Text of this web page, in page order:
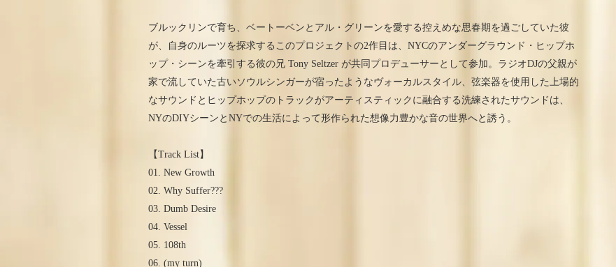
ブルックリンで育ち、ベートーベンとアル・グリーンを愛する控えめな思春期を過ごしていた彼
が、自身のルーツを探求するこのプロジェクトの2作目は、NYCのアンダーグラウンド・ヒップホ
ップ・シーンを牽引する彼の兄 Tony Seltzer が共同プロデューサーとして参加。ラジオDJの父親が
家で流していた古いソウルシンガーが宿ったようなヴォーカルスタイル、弦楽器を使用した上場的
なサウンドとヒップホップのトラックがアーティスティックに融合する洗練されたサウンドは、
NYのDIYシーンとNYでの生活によって形作られた想像力豊かな音の世界へと誘う。
【Track List】
01. New Growth
02. Why Suffer???
03. Dumb Desire
04. Vessel
05. 108th
06. (my turn)